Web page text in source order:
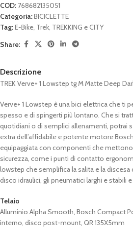
COD: 768682135051
Categoria:BICICLETTE
Tag:E-Bike, Trek, TREKKING e CITY
Share:
Descrizione
TREK Verve+ 1 Lowstep tg M Matte Deep
Verve+ 1 Lowstep è una bici elettrica che ti
spesso e di spingerti più lontano. Che si
quotidiani o di semplici allenamenti, potrai
extra dell’affidabile e potente motore
equipaggiata con componenti che
sicurezza, come i punti di contatto
lowstep che semplifica la salita e la discesa
disco idraulici, gli pneumatici larghi e stabili
Telaio
Alluminio Alpha Smooth, Bosch Compact
interno, disco post-mount, QR 135X5mm